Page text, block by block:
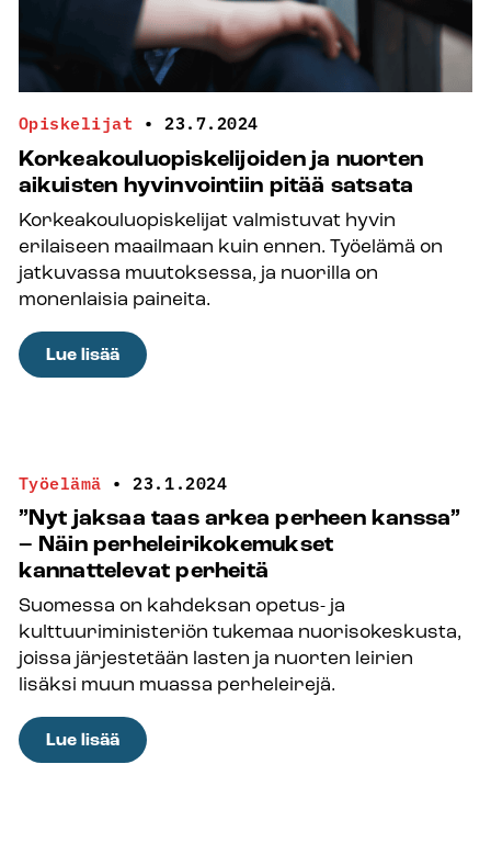
Opiskelijat • 23.7.2024
Korkeakouluopiskelijoiden ja nuorten
aikuisten hyvinvointiin pitää satsata
Korkeakouluopiskelijat valmistuvat hyvin
erilaiseen maailmaan kuin ennen. Työelämä on
jatkuvassa muutoksessa, ja nuorilla on
monenlaisia paineita.
Lue lisää:
Korkeakouluopiskelijoiden
hyvinvointiin
pitää
satsata
Työelämä • 23.1.2024
”Nyt jaksaa taas arkea perheen kanssa”
– Näin perheleirikokemukset
kannattelevat perheitä
Suomessa on kahdeksan opetus- ja
kulttuuriministeriön tukemaa nuorisokeskusta,
joissa järjestetään lasten ja nuorten leirien
lisäksi muun muassa perheleirejä.
Lue lisää:
”Nyt